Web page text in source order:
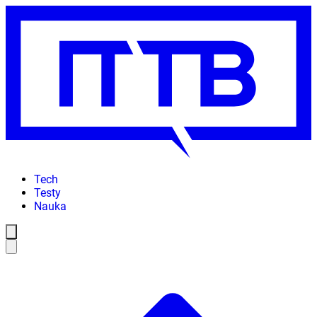
Tech
Testy
Nauka